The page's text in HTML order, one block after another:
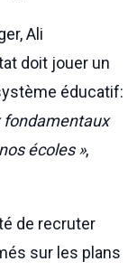
Ali
doit jouer un
éducatif:
fondamentaux
écoles »,
de recruter
sur les plans